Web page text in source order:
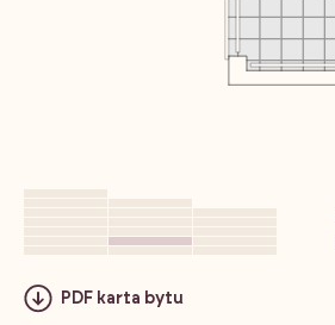
PDF karta bytu